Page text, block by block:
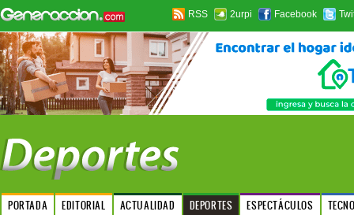
RSS 2urpi Facebook
PORTADA EDITORIAL ACTUALIDAD DEPORTES ESPECTÁCULOS